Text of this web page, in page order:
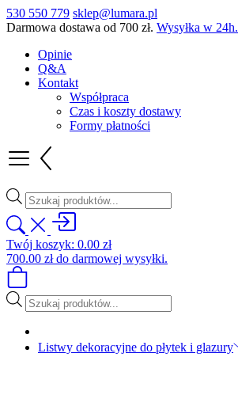
530 550 779 sklep@lumara.pl
Darmowa dostawa od 700 zł. Wysyłka w 24h.
Opinie
Q&A
Kontakt
Współpraca
Czas i koszty dostawy
Formy płatności
Wyszukiwarka
produktów
Twój koszyk: 0.00 zł
700.00 złdo darmowej wysyłki.
Wyszukiwarka
produktów
Listwy dekoracyjne do płytek i glazury